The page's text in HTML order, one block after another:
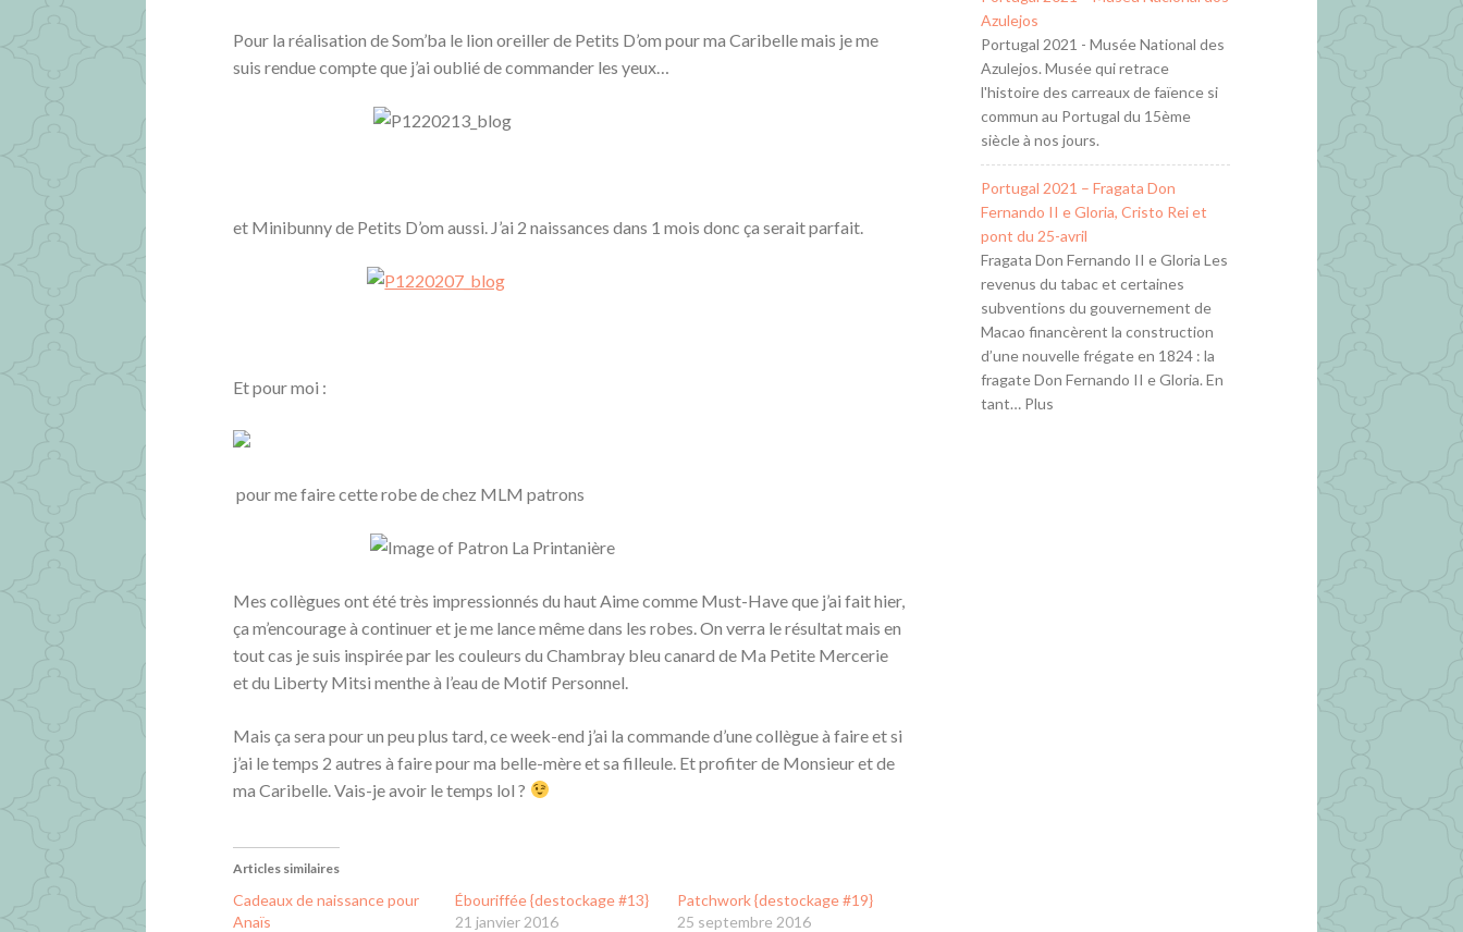
Pour la réalisation de Som’ba le lion oreiller de Petits D’om pour ma Caribelle mais je me
suis rendue compte que j’ai oublié de commander les yeux…
et Minibunny de Petits D’om aussi. J’ai 2 naissances dans 1 mois donc ça serait parfait.
Et pour moi :
pour me faire cette robe de chez MLM patrons
Mes collègues ont été très impressionnés du haut Aime comme Must-Have que j’ai fait hier,
ça m’encourage à continuer et je me lance même dans les robes. On verra le résultat mais en
tout cas je suis inspirée par les couleurs du Chambray bleu canard de Ma Petite Mercerie
et du Liberty Mitsi menthe à l’eau de Motif Personnel.
Mais ça sera pour un peu plus tard, ce week-end j’ai la commande d’une collègue à faire et si
j’ai le temps 2 autres à faire pour ma belle-mère et sa filleule. Et profiter de Monsieur et de
ma Caribelle. Vais-je avoir le temps lol ?
Articles similaires
Cadeaux de naissance pour
Anaïs
Ébouriffée {destockage #13}
21 janvier 2016
Patchwork {destockage #19}
25 septembre 2016
Azulejos
Portugal 2021 - Musée National des
Azulejos. Musée qui retrace
l'histoire des carreaux de faïence si
commun au Portugal du 15ème
siècle à nos jours.
Portugal 2021 – Fragata Don
Fernando II e Gloria, Cristo Rei et
pont du 25-avril
Fragata Don Fernando II e Gloria Les
revenus du tabac et certaines
subventions du gouvernement de
Macao financèrent la construction
d’une nouvelle frégate en 1824 : la
fragate Don Fernando II e Gloria. En
tant… Plus